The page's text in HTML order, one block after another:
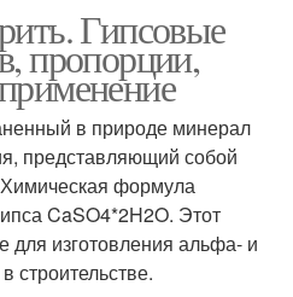
Гипсовые
пропорции,
в природе минерал
представляющий собой
формула
CaSO4*2H2O. Этот
для изготовления альфа- и
строительстве.